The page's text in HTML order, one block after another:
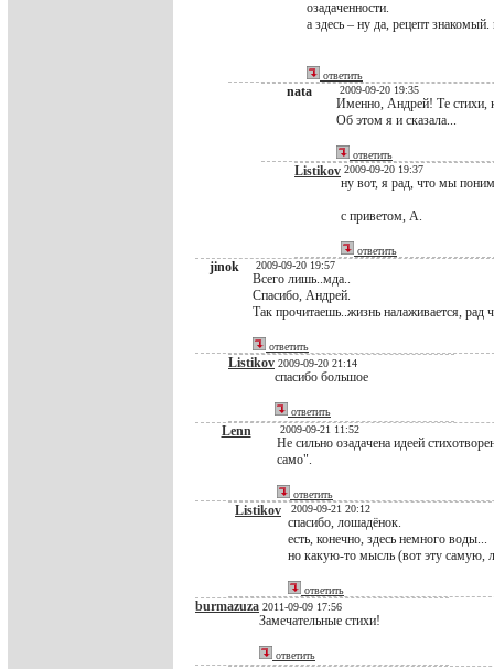
озадаченности.
а здесь – ну да, рецепт
ответить
nata 2009-09-20 19:35
Именно, Андрей! Те стихи,
Об этом я и сказала...
ответить
Listikov 2009-09-20 19:37
ну вот, я рад, что мы
с приветом, А.
ответить
jinok 2009-09-20 19:57
Всего лишь..мда..
Спасибо, Андрей.
Так прочитаешь..жизнь налаживается, рад
ответить
Listikov 2009-09-20 21:14
спасибо большое
ответить
Lenn 2009-09-21 11:52
Не сильно озадачена идеей
само".
ответить
Listikov 2009-09-21 20:12
спасибо, лошадёнок.
есть, конечно, здесь немного воды...
но какую-то мысль (вот эту самую,
ответить
burmazuza 2011-09-09 17:56
Замечательные стихи!
ответить